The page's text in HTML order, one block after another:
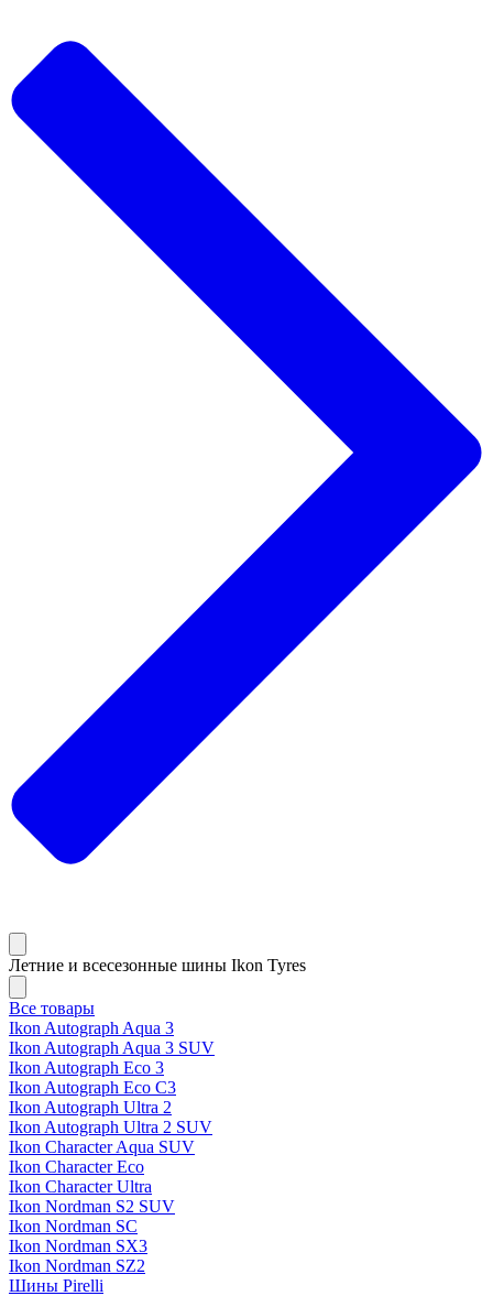
Летние и всесезонные шины Ikon Tyres
Все товары
Ikon Autograph Aqua 3
Ikon Autograph Aqua 3 SUV
Ikon Autograph Eco 3
Ikon Autograph Eco C3
Ikon Autograph Ultra 2
Ikon Autograph Ultra 2 SUV
Ikon Character Aqua SUV
Ikon Character Eco
Ikon Character Ultra
Ikon Nordman S2 SUV
Ikon Nordman SC
Ikon Nordman SX3
Ikon Nordman SZ2
Шины Pirelli